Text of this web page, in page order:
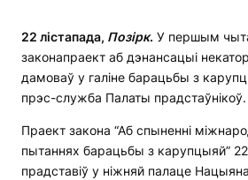
22 лістапада, Позірк. У першым
законапраект аб дэнансацыі
дамоваў у галіне барацьбы з
прэс-служба Палаты прадстаўнікоў.
Праект закона “Аб спыненні
пытаннях барацьбы з карупцыяй” 22
прадставіў у ніжняй палаце